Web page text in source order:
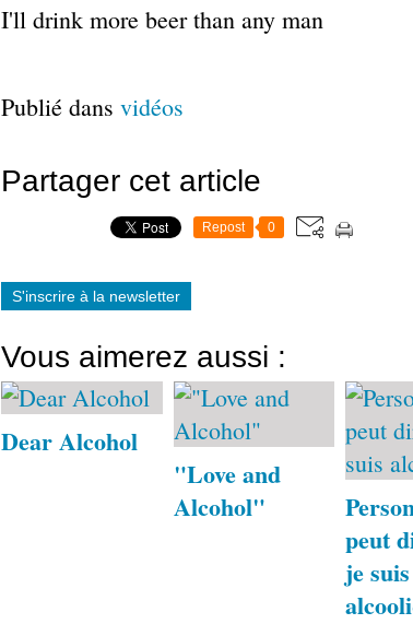
I'll drink more beer than any man
Publié dans vidéos
Partager cet article
Repost 0
S'inscrire à la newsletter
Vous aimerez aussi :
Dear Alcohol
"Love and
Alcohol"
peut
je suis